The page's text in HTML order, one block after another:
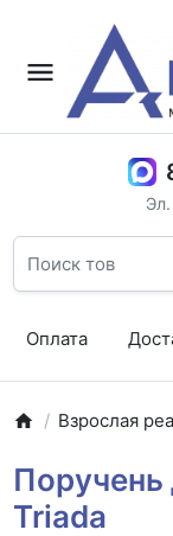
Оплата
Взрослая
Поручень
Triada